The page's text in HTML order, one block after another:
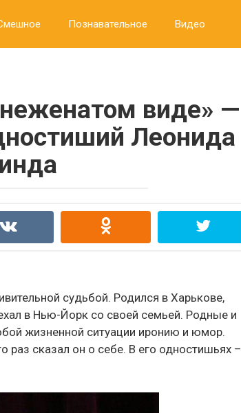
Познавательное Видео
виде» —
Леонида
судьбой. Родился в Харькове,
в Нью-Йорк со своей семьей. Родные и
жизненной ситуации иронию и юмор.
раз сказал он о себе. В его одностишьях –